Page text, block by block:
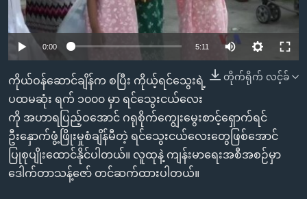
ကျော်
ကြည့်
ရှာဖွေ
ရန်
နေရာ
သို့
ကျော်
ရန်
ဗွီအိုအေ လူမှုကွန်ယက်များ
ဘာသာစကားများ
0:00 5:11
တိုက်ရိုက် လင့်ခ်
ကိုယ်ဝန်ဆောင်ချိန်က စပြီး ကိုယ့်ရင်သွေးရဲ့
ပထမဆုံး ရက် ၁၀၀၀ မှာ ရင်သွေးငယ်လေး
ကို အဟာရပြည့်ဝအောင် ဂရုစိုက်ကျွေးမွေးစာင့်ရှောက်ရင်
ဦးနှောက်ဖွံ့ဖြိုးမှုစံချိန်မီတဲ့ ရင်သွေးငယ်လေးတွေဖြစ်အောင်
ပြုစုပျိုးထောင်နိုင်ပါတယ်။ လူထုနဲ့ ကျန်းမာရေးအစီအစဉ်မှာ
ဒေါက်တာသန့်ဇော် တင်ဆက်ထားပါတယ်။